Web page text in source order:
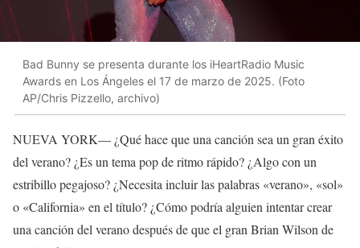
Bad Bunny se presenta durante los iHeartRadio Music
Awards en Los Ángeles el 17 de marzo de 2025. (Foto
AP/Chris Pizzello, archivo)
NUEVA YORK— ¿Qué hace que una canción sea un gran éxito
del verano? ¿Es un tema pop de ritmo rápido? ¿Algo con un
estribillo pegajoso? ¿Necesita incluir las palabras «verano», «sol»
o «California» en el título? ¿Cómo podría alguien intentar crear
una canción del verano después de que el gran Brian Wilson de